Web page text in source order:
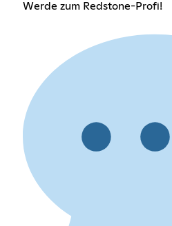
Werde zum Redstone-Profi!